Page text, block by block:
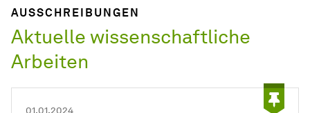
AUSSCHREIBUNGEN
Aktuelle wissenschaftliche
Arbeiten
01.01.2024